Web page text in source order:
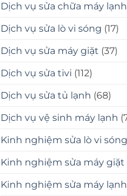
Dịch vụ sửa chữa máy lạnh
Dịch vụ sửa lò vi sóng (17)
Dịch vụ sửa máy giặt (37)
Dịch vụ sửa tivi (112)
Dịch vụ sửa tủ lạnh (68)
Dịch vụ vệ sinh máy lạnh
Kinh nghiệm sửa lò vi sóng
Kinh nghiệm sửa máy giặt
Kinh nghiệm sửa máy lạnh